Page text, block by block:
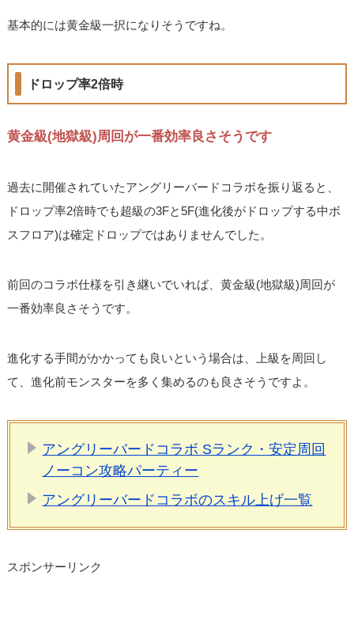
基本的には黄金級一択になりそうですね。
ドロップ率2倍時
黄金級(地獄級)周回が一番効率良さそうです
過去に開催されていたアングリーバードコラボを振り返ると、
ドロップ率2倍時でも超級の3Fと5F(進化後がドロップする中ボ
スフロア)は確定ドロップではありませんでした。
前回のコラボ仕様を引き継いでいれば、黄金級(地獄級)周回が
一番効率良さそうです。
進化する手間がかかっても良いという場合は、上級を周回し
て、進化前モンスターを多く集めるのも良さそうですよ。
アングリーバードコラボ Sランク・安定周回
ノーコン攻略パーティー
アングリーバードコラボのスキル上げ一覧
スポンサーリンク